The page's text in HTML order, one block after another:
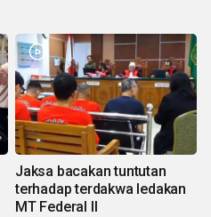
Jaksa bacakan tuntutan
terhadap terdakwa ledakan
MT Federal II